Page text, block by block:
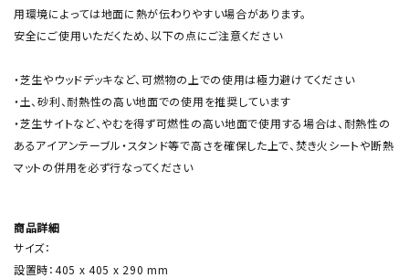
用環境によっては地面に熱が伝わりやすい場合があります。
安全にご使用いただくため、以下の点にご注意ください
・芝生やウッドデッキなど、可燃物の上での使用は極力避けてください
・土、砂利、耐熱性の高い地面での使用を推奨しています
・芝生サイトなど、やむを得ず可燃性の高い地面で使用する場合は、耐熱性の
あるアイアンテーブル・スタンド等で高さを確保した上で、焚き火シートや断熱
マットの併用を必ず行なってください
商品詳細
サイズ：
設置時：405 x 405 x 290 mm